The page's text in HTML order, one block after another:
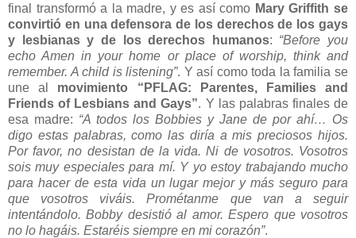
final transformó a la madre, y es así como Mary Griffith se
convirtió en una defensora de los derechos de los gays
y lesbianas y de los derechos humanos: “Before you
echo Amen in your home or place of worship, think and
remember. A child is listening”. Y así como toda la familia se
une al movimiento “PFLAG: Parentes, Families and
Friends of Lesbians and Gays”. Y las palabras finales de
esa madre: “A todos los Bobbies y Jane de por ahí… Os
digo estas palabras, como las diría a mis preciosos hijos.
Por favor, no desistan de la vida. Ni de vosotros. Vosotros
sois muy especiales para mí. Y yo estoy trabajando mucho
para hacer de esta vida un lugar mejor y más seguro para
que vosotros viváis. Prométanme que van a seguir
intentándolo. Bobby desistió al amor. Espero que vosotros
no lo hagáis. Estaréis siempre en mi corazón”.